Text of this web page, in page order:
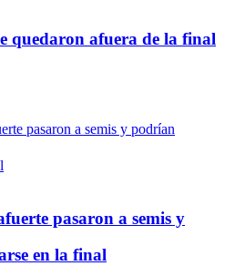
quedaron afuera de la final
pasaron a semis y
en la final